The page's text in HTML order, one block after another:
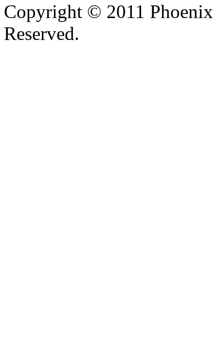
Copyright © 2011
Reserved.